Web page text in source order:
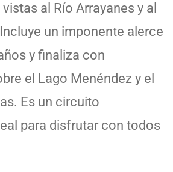
al Río Arrayanes y al
un imponente alerce
y finaliza con
el Lago Menéndez y el
Es un circuito
para disfrutar con todos